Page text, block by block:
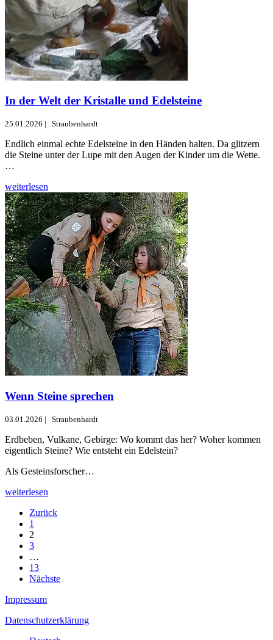
In der Welt der Kristalle und Edelsteine
25.01.2026 | Straubenhardt
Endlich einmal echte Edelsteine in den Händen halten. Da glitzern
die Steine unter der Lupe mit den Augen der Kinder um die Wette.
…
weiterlesen
Wenn Steine sprechen
03.01.2026 | Straubenhardt
Erdbeben, Vulkane, Gebirge: Wo kommt das her? Woher kommen
eigentlich Steine? Wie entsteht ein Edelstein?
Als Gesteinsforscher…
weiterlesen
Zurück
1
2
3
…
13
Nächste
Impressum
Datenschutzerklärung